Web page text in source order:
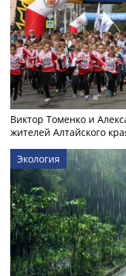
Виктор Томенко и
жителей Алтайского
Экология